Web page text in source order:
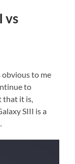
vs
to me
to
that it is,
SIII is a